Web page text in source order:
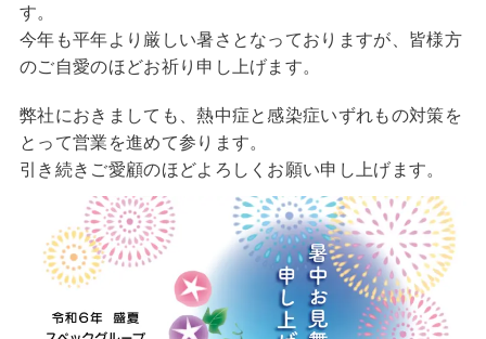
す。
今年も平年より厳しい暑さとなっておりますが、皆様方
のご自愛のほどお祈り申し上げます。
弊社におきましても、熱中症と感染症いずれもの対策を
とって営業を進めて参ります。
引き続きご愛顧のほどよろしくお願い申し上げます。